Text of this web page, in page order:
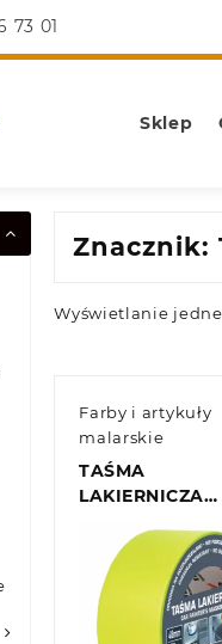
73 01
Sklep
Znacznik:
Wyświetlanie
Farby i artykuły
malarskie
TAŚMA
LAKIERNICZA